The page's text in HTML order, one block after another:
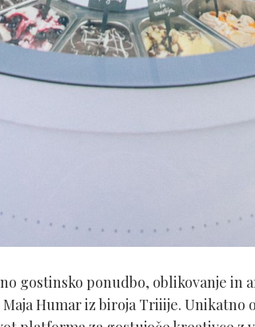
gostinsko ponudbo, oblikovanje
Humar iz biroja Triiije. Unikatno